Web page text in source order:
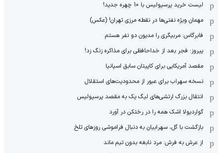
لیست خرید پرسپولیس با 10 چهره جدید!
مهمان‌ ویژه نفتی‌ها در نقطه مرزی تهران! (عکس)
فابرگاس: مربیگری را مدیون دو نفر هستم
پیروز: فجر بعد از خداحافظی برای مذاکره زنگ زد!
مقصد آمریکایی برای کاپیتان سابق اسپانیا
نسخه سهراب برای عبور از محدودیت‌های استقلال
انتقال بزرگ ارتشی‌های لیگ یک به مقصد پرسپولیس
گواردیولا اشک همه را در رختکن در آورد
بازگشت با گل، سهرابیان به دنبال فراموشی روزهای تلخ
از عرش به فرش: مرد نابغه‌ بدون تیم ماند